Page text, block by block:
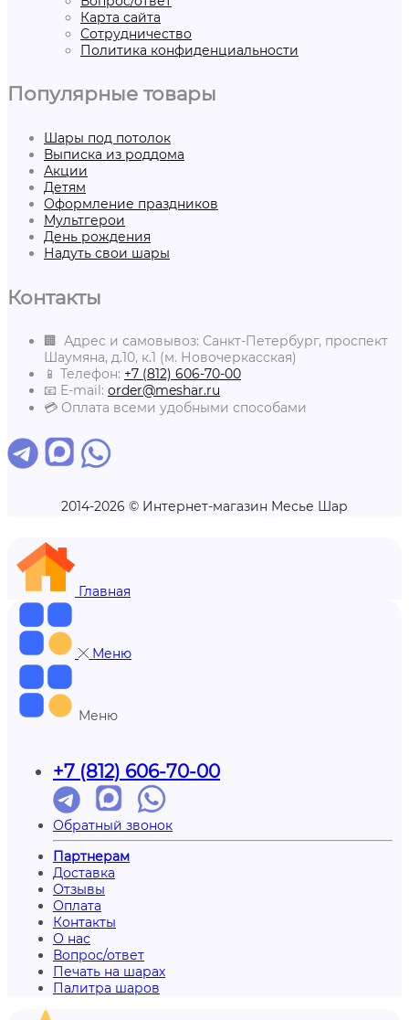
Карта сайта
Сотрудничество
Политика конфиденциальности
Популярные товары
Шары под потолок
Выписка из роддома
Акции
Детям
Оформление праздников
Мультгерои
День рождения
Надуть свои шары
Контакты
🏢 Адрес и самовывоз: Санкт-Петербург, проспект
Шаумяна, д.10, к.1 (м. Новочеркасская)
📱 Телефон: +7 (812) 606-70-00
📧 E-mail: order@meshar.ru
💳 Оплата всеми удобными способами
2014-2026 © Интернет-магазин Месье Шар
Главная
Меню
Меню
+7 (812) 606-70-00
Обратный звонок
Партнерам
Доставка
Отзывы
Оплата
Контакты
О нас
Вопрос/ответ
Печать на шарах
Палитра шаров